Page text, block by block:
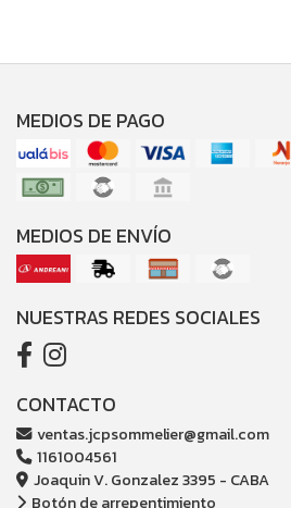
MEDIOS DE PAGO
MEDIOS DE ENVÍO
NUESTRAS REDES SOCIALES
CONTACTO
ventas.jcpsommelier@gmail.com
1161004561
Joaquin V. Gonzalez 3395 - CABA
Botón de arrepentimiento